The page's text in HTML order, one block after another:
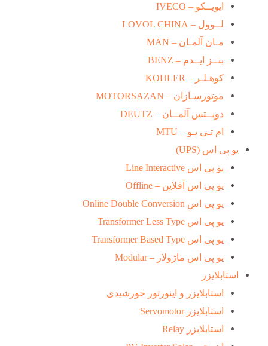
ایویــکو – IVECO
لــوول – LOVOL CHINA
مـان آلمـان – MAN
بنــز ایــدم – BENZ
کوهـلـر – KOHLER
موتورسـازان – MOTORSAZAN
دویــتس آلمــان – DEUTZ
ام تـی یـو – MTU
یو پی اس (UPS)
یو پی اس Line Interactive
یو پی اس آفلاین – Offline
یو پی اس Online Double Conversion
یو پی اس Transformer Less Type
یو پی اس Transformer Based Type
یو پی اس ماژولار – Modular
استابلایزر
استابلایزر و اینورتور خورشیدی
استابلایزر Servomotor
استابلایزر Relay